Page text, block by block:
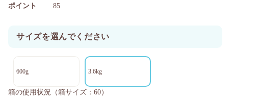
ポイント 85
サイズを選んでください
600g 3.6kg
箱の使用状況 （箱サイズ：60）